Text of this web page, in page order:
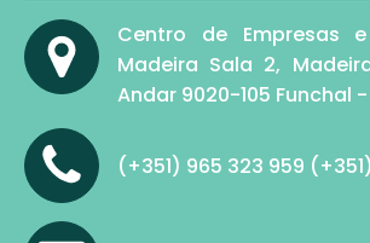
Centro de Empresas
Madeira Sala 2,
Andar 9020-105 Funchal
(+351) 965 323 959